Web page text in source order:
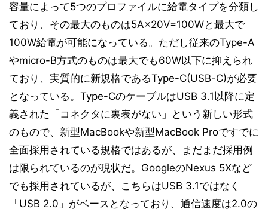
容量によって5つのプロファイルに給電タイプを分類し
ており、その最大のものは5A×20V=100Wと最大で
100W給電が可能になっている。ただし従来のType-A
やmicro-B方式のものは最大でも60W以下に抑えられ
ており、実質的に新規格であるType-C(USB-C)が必要
となっている。Type-CのケーブルはUSB 3.1以降に定
義された「コネクタに裏表がない」という新しい形式
のもので、新型MacBookや新型MacBook Proですでに
全面採用されている規格ではあるが、まだまだ採用例
は限られているのが現状だ。GoogleのNexus 5Xなど
でも採用されているが、こちらはUSB 3.1ではなく
「USB 2.0」がベースとなっており、通信速度は2.0の